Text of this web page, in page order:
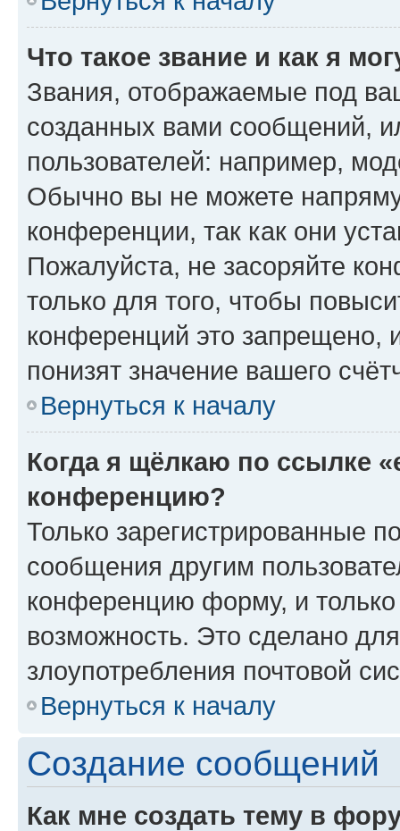
Что такое звание и как я
Звания, отображаемые под
созданных вами сообщений,
пользователей: например,
Обычно вы не можете
конференции, так как они
Пожалуйста, не засоряйте
только для того, чтобы
конференций это запрещено,
понизят значение вашего
Вернуться к началу
Когда я щёлкаю по ссылке
конференцию?
Только зарегистрированные
сообщения другим
конференцию форму, и
возможность. Это сделано
злоупотребления почтовой
Вернуться к началу
Создание сообщений
Как мне создать тему в